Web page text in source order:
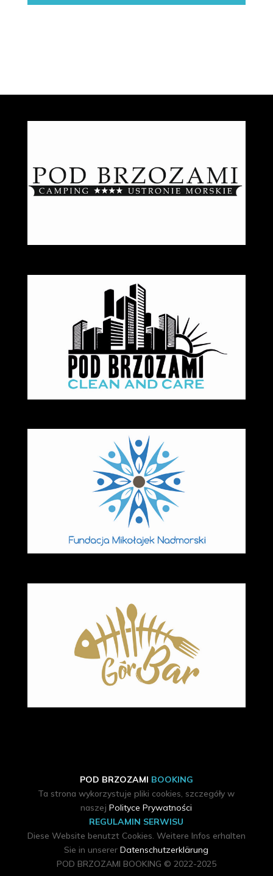
POD BRZOZAMI BOOKING
Ta strona wykorzystuje pliki cookies, szczegóły w
naszejPolityce Prywatności
REGULAMIN SERWISU
Diese Website benutzt Cookies. Weitere Infos erhalten
Sie in unsererDatenschutzerklärung
POD BRZOZAMI BOOKING © 2022-2025